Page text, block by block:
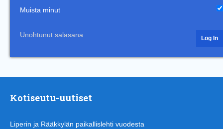
Muista minut
Unohtunut salasana
Kotiseutu-uutiset
Liperin ja Rääkkylän paikallislehti vuodesta